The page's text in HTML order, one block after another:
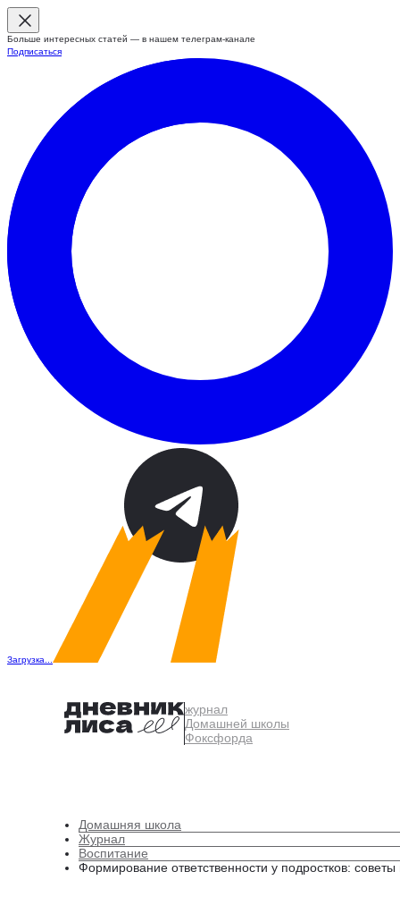
Больше интересных статей — в нашем телеграм-канале
Подписаться
Загрузка...
журнал
Домашней школы
Фоксфорда
Домашняя школа
Журнал
Воспитание
Формирование ответственности у подростков: советы